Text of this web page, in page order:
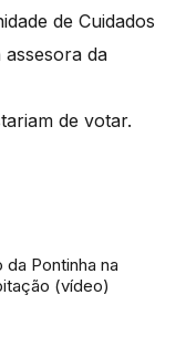
de Cuidados
da
de votar.
da Pontinha na
(vídeo)